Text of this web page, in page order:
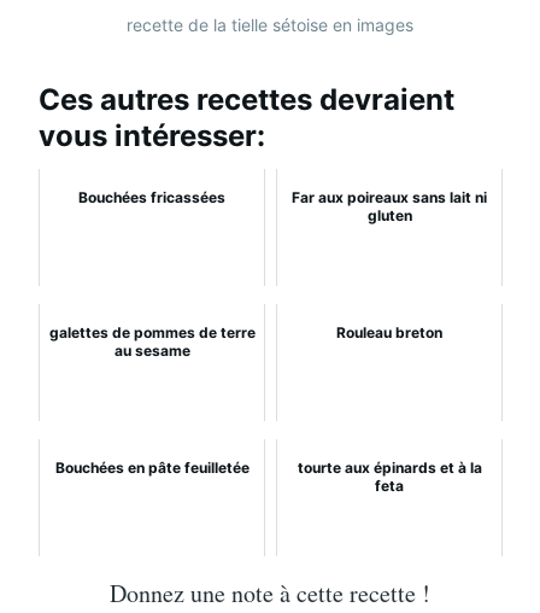
recette de la tielle sétoise en images
Ces autres recettes devraient
vous intéresser:
Bouchées fricassées
Far aux poireaux sans lait ni
gluten
galettes de pommes de terre
au sesame
Rouleau breton
Bouchées en pâte feuilletée
tourte aux épinards et à la
feta
Donnez une note à cette recette !